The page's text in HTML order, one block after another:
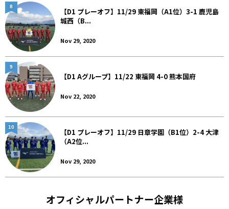
【D1 プレーオフ】11/29 東福岡（A1位）3-1 鹿児島
城西（B...
Nov 29, 2020
8
【D1 Aグループ】11/22 東福岡 4-0 熊本国府
Nov 22, 2020
9
【D1 プレーオフ】11/29 日章学園（B1位）2-4 大津
（A2位...
Nov 29, 2020
10
オフィシャルパートナー企業様